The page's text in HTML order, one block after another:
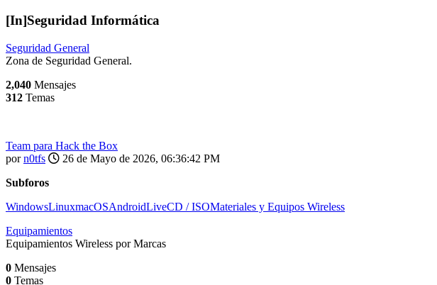
[In]Seguridad Informática
Seguridad General
Zona de Seguridad General.
2,040 Mensajes
312 Temas
Team para Hack the Box
porn0tfs
26 de Mayo de 2026, 06:36:42 PM
Subforos
WindowsLinuxmacOSAndroidLiveCD / ISOMateriales y Equipos Wireless
Equipamientos
Equipamientos Wireless por Marcas
0 Mensajes
0 Temas